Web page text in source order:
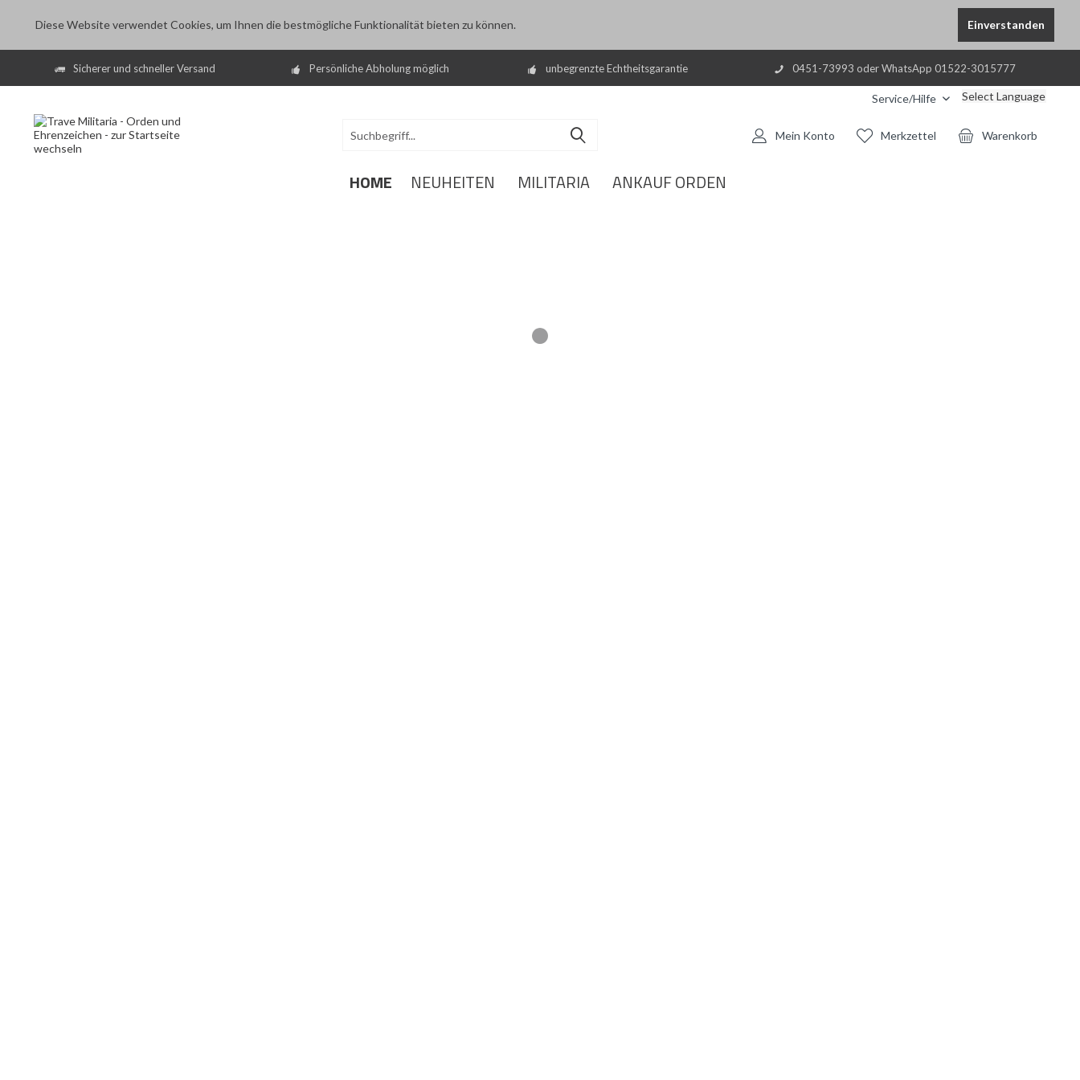
Diese Website verwendet Cookies, um Ihnen die bestmögliche Funktionalität bieten zu können. Einverstanden
Sicherer und schneller Versand Persönliche Abholung möglich unbegrenzte Echtheitsgarantie 0451-73993 oder WhatsApp 01522-3015777
Service/Hilfe Select Language
Warenkorb
Merkzettel
Mein Konto
HOME NEUHEITEN MILITARIA ANKAUF ORDEN